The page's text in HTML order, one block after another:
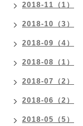
2018-11（1）
2018-10（3）
2018-09（4）
2018-08（1）
2018-07（2）
2018-06（2）
2018-05（5）